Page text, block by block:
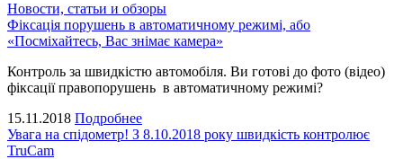
Новости, статьи и обзоры
Фіксація порушень в автоматичному режимі, або
«Посміхайтесь, Вас знімає камера»
Контроль за швидкістю автомобіля. Ви готові до фото (відео)
фіксації правопорушень в автоматичному режимі?
15.11.2018 Подробнее
Увага на спідометр! З 8.10.2018 року швидкість контролює
TruCam